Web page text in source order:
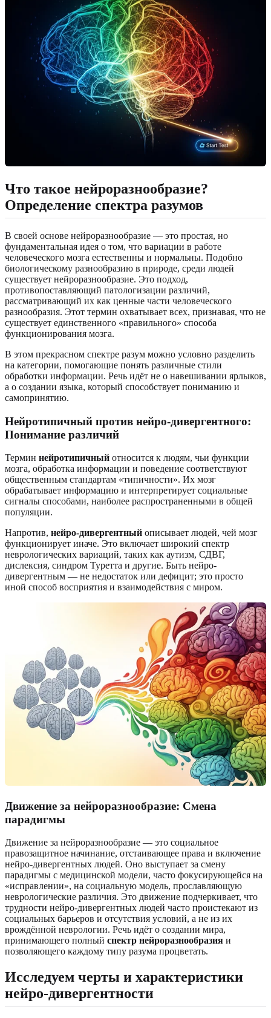
Что такое нейроразнообразие?
Определение спектра разумов
В своей основе нейроразнообразие — это простая, но
фундаментальная идея о том, что вариации в работе
человеческого мозга естественны и нормальны. Подобно
биологическому разнообразию в природе, среди людей
существует нейроразнообразие. Это подход,
противопоставляющий патологизации различий,
рассматривающий их как ценные части человеческого
разнообразия. Этот термин охватывает всех, признавая, что не
существует единственного «правильного» способа
функционирования мозга.
В этом прекрасном спектре разум можно условно разделить
на категории, помогающие понять различные стили
обработки информации. Речь идёт не о навешивании ярлыков,
а о создании языка, который способствует пониманию и
самопринятию.
Нейротипичный против нейро-дивергентного:
Понимание различий
Термин нейротипичный относится к людям, чьи функции
мозга, обработка информации и поведение соответствуют
общественным стандартам «типичности». Их мозг
обрабатывает информацию и интерпретирует социальные
сигналы способами, наиболее распространенными в общей
популяции.
Напротив, нейро-дивергентный описывает людей, чей мозг
функционирует иначе. Это включает широкий спектр
неврологических вариаций, таких как аутизм, СДВГ,
дислексия, синдром Туретта и другие. Быть нейро-
дивергентным — не недостаток или дефицит; это просто
иной способ восприятия и взаимодействия с миром.
Движение за нейроразнообразие: Смена
парадигмы
Движение за нейроразнообразие — это социальное
правозащитное начинание, отстаивающее права и включение
нейро-дивергентных людей. Оно выступает за смену
парадигмы с медицинской модели, часто фокусирующейся на
«исправлении», на социальную модель, прославляющую
неврологические различия. Это движение подчеркивает, что
трудности нейро-дивергентных людей часто проистекают из
социальных барьеров и отсутствия условий, а не из их
врождённой неврологии. Речь идёт о создании мира,
принимающего полный спектр нейроразнообразия и
позволяющего каждому типу разума процветать.
Исследуем черты и характеристики
нейро-дивергентности